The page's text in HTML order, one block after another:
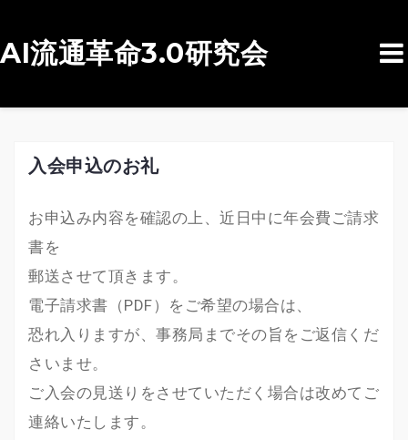
コ
AI流通革命3.0研究会
入会申込のお礼
お申込み内容を確認の上、近日中に年会費ご請求
書を
郵送させて頂きます。
電子請求書（PDF）をご希望の場合は、
恐れ入りますが、事務局までその旨をご返信くだ
さいませ。
ご入会の見送りをさせていただく場合は改めてご
連絡いたします。